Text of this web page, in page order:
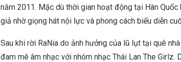
năm 2011. Mặc dù thời gian hoạt động tại Hàn
giả nhờ giọng hát nội lực và phong cách biểu diễn
Sau khi rời RaNia do ảnh hưởng của lũ lụt tại quê
đam mê âm nhạc với nhóm nhạc Thái Lan The